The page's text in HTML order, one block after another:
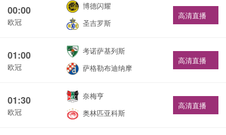
00:00
欧冠
博德闪耀
圣吉罗斯
高清直播
01:00
欧冠
考诺萨基列斯
萨格勒布迪纳摩
高清直播
01:30
欧冠
奈梅亨
奥林匹亚科斯
高清直播